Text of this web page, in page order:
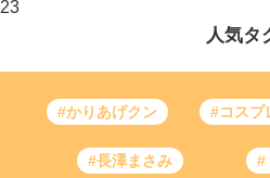
23
人気タ
#かりあげクン #コスプ
#長澤まさみ #